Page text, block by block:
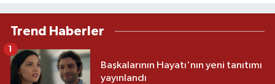
Trend Haberler
Başkalarının Hayatı'nın yeni tanıtımı
yayınlandı
1